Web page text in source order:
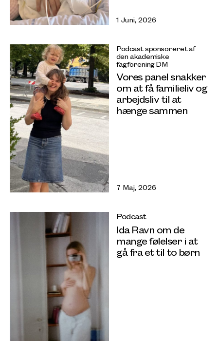
1 Juni, 2026
Podcast sponsoreret af
den akademiske
fagforening DM
Vores panel snakker
om at få familieliv og
arbejdsliv til at
hænge sammen
7 Maj, 2026
Podcast
Ida Ravn om de
mange følelser i at
gå fra et til to børn